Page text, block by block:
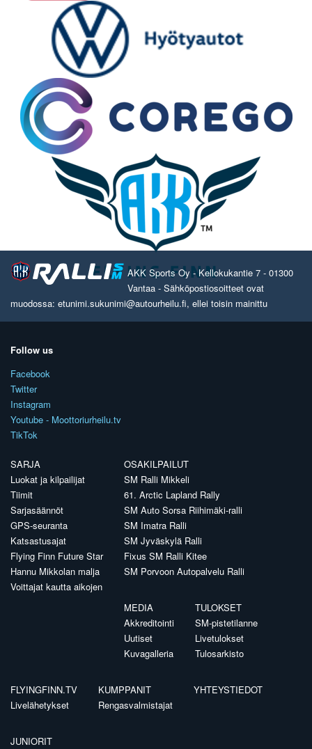
AKK Sports Oy - Kellokukantie 7 - 01300
Vantaa - Sähköpostiosoitteet ovat
muodossa: etunimi.sukunimi@autourheilu.fi, ellei toisin mainittu
Follow us
Facebook
Twitter
Instagram
Youtube - Moottoriurheilu.tv
TikTok
SARJA
Luokat ja kilpailijat
Tiimit
Sarjasäännöt
GPS-seuranta
Katsastusajat
Flying Finn Future Star
Hannu Mikkolan malja
Voittajat kautta aikojen
OSAKILPAILUT
SM Ralli Mikkeli
61. Arctic Lapland Rally
SM Auto Sorsa Riihimäki-ralli
SM Imatra Ralli
SM Jyväskylä Ralli
Fixus SM Ralli Kitee
SM Porvoon Autopalvelu Ralli
MEDIA
Akkreditointi
Uutiset
Kuvagalleria
TULOKSET
SM-pistetilanne
Livetulokset
Tulosarkisto
FLYINGFINN.TV
Livelähetykset
KUMPPANIT
Rengasvalmistajat
YHTEYSTIEDOT
JUNIORIT